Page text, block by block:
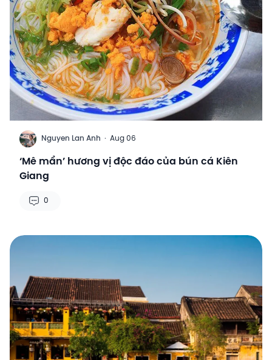
N Nguyen Lan Anh · Aug 06
‘Mê mẩn’ hương vị độc đáo của bún cá Kiên
Giang
0